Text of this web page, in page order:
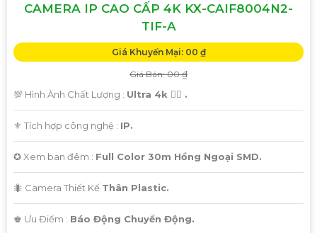
CAMERA IP CAO CẤP 4K KX-CAIF8004N2-
TIF-A
Giá Khuyến Mại: 00 ₫
Giá Bán: 00 ₫
💯 Hình Ành Chất Lượng : Ultra 4k 👍🏾 .
⚜️ Tích hợp công nghệ : IP.
✪ Xem ban đêm : Full Color 30m Hồng Ngoại SMD.
🐜 Camera Thiết Kế Thân Plastic.
️♚ Ưu Điểm : Báo Động Chuyển Động.